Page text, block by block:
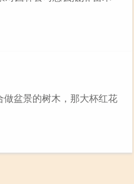
盆景的树木，那大杯红花